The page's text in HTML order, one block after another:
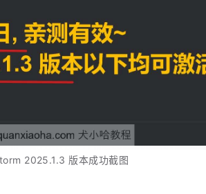
2025.1.3 版本成功截图